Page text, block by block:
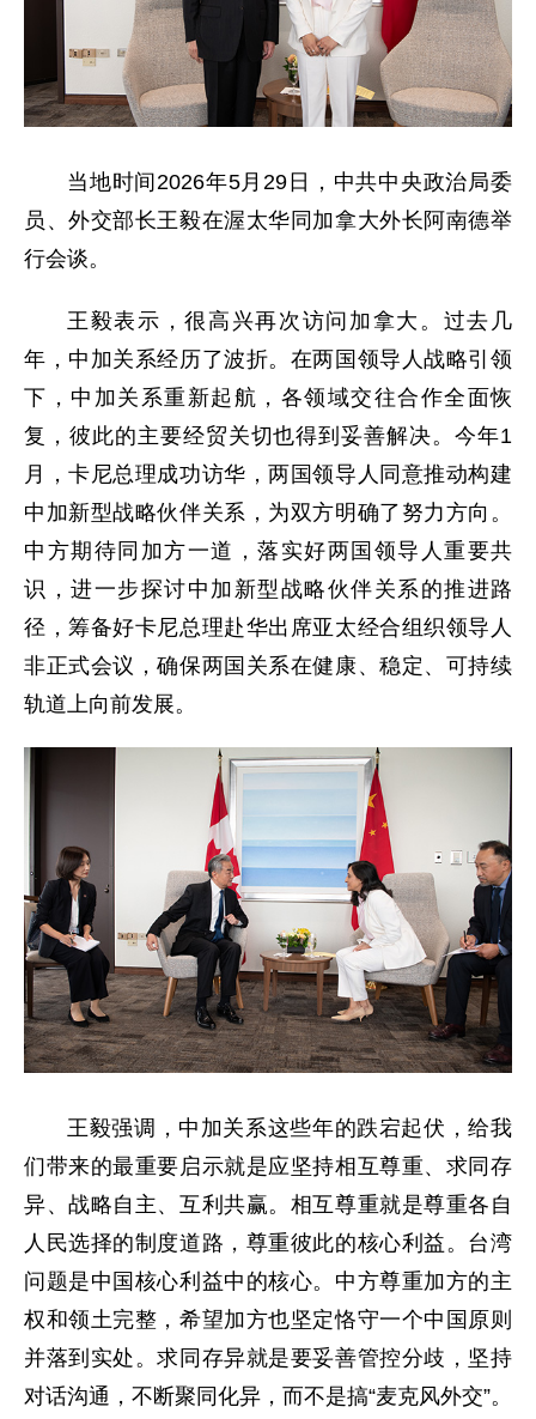
当地时间2026年5月29日，中共中央政治局委
员、外交部长王毅在渥太华同加拿大外长阿南德举
行会谈。
王毅表示，很高兴再次访问加拿大。过去几
年，中加关系经历了波折。在两国领导人战略引领
下，中加关系重新起航，各领域交往合作全面恢
复，彼此的主要经贸关切也得到妥善解决。今年1
月，卡尼总理成功访华，两国领导人同意推动构建
中加新型战略伙伴关系，为双方明确了努力方向。
中方期待同加方一道，落实好两国领导人重要共
识，进一步探讨中加新型战略伙伴关系的推进路
径，筹备好卡尼总理赴华出席亚太经合组织领导人
非正式会议，确保两国关系在健康、稳定、可持续
轨道上向前发展。
王毅强调，中加关系这些年的跌宕起伏，给我
们带来的最重要启示就是应坚持相互尊重、求同存
异、战略自主、互利共赢。相互尊重就是尊重各自
人民选择的制度道路，尊重彼此的核心利益。台湾
问题是中国核心利益中的核心。中方尊重加方的主
权和领土完整，希望加方也坚定恪守一个中国原则
并落到实处。求同存异就是要妥善管控分歧，坚持
对话沟通，不断聚同化异，而不是搞“麦克风外交”。